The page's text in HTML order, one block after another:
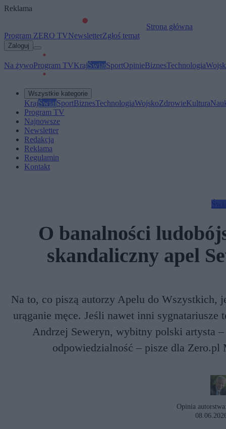
Reklama
Strona główna
Program ZERO TVNewsletterZgłoś temat
Zaloguj
Na żywoProgram TVKrajŚwiatSportOpinieBiznesTechnologia
Wszystkie kategorie
KrajŚwiatSportBiznesTechnologiaWojskoZdrowieKultura
Program TV
Najnowsze
Newsletter
Redakcja
Reklama
Regulamin
Kontakt
O banalności
skandaliczny apel
Na to, co piszą autorzy Apelu do Wszystkich,
urąganie męce. Jeśli nawet inni
Andrzej Seweryn, wybitny polski artysta
odpowiedzialność – pisze dla Zero.pl
Opinia autorstwa: